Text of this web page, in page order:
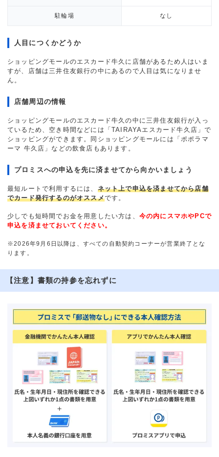
駐輪場 なし
人目につくかどうか
ショッピングモールのエスカード牛久に店舗があるため人はいま
すが、店舗は三井住友銀行の中にあるので人目は気になりませ
ん。
店舗周辺の情報
ショッピングモールのエスカード牛久の中に三井住友銀行が入っ
ているため、空き時間などには「TAIRAYAエスカード牛久店」で
ショッピングができます。同ショッピングモールには「ポポラマ
ーマ 牛久店」などの飲食店もあります。
プロミスへの申込を先に済ませてから向かいましょう
最短ルートで利用するには、 ネット上で申込を済ませてから店舗
でカード発行するのがオススメです。
少しでも短時間でお金を用意したい方は、 今の内にスマホやPCで
申込を済ませておいてください。
※2026年9月6日以降は、すべての自動契約コーナーが営業終了とな
ります。
【注意】書類の持参を忘れずに